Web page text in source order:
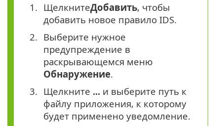
ЩелкнитеДобавить, чтобы
добавить новое правило IDS.
Выберите нужное
предупреждение в
раскрывающемся меню
Обнаружение.
Щелкните ... и выберите путь к
файлу приложения, к которому
будет применено уведомление.